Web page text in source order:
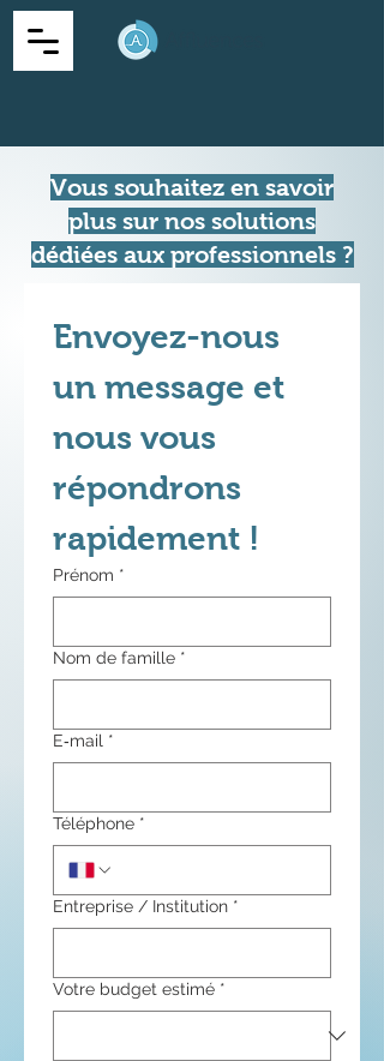
Vous souhaitez en savoir
plus sur nos solutions
dédiées aux professionnels ?
Envoyez-nous
un message et
nous vous
répondrons
rapidement !
Prénom *
Nom de famille *
E‑mail *
Téléphone *
Entreprise / Institution *
Votre budget estimé *